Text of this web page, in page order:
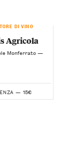
DI VINO
Agricola
Monferrato —
— 15€